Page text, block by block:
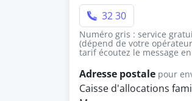
32 30
Numéro gris : service
(dépend de votre
tarif écoutez le message
Adresse postale pour
Caisse d'allocations